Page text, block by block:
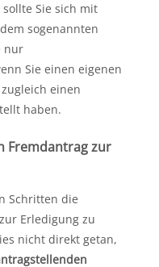
Sie sich mit
sogenannten
nur
Sie einen eigenen
einen
haben.
Fremdantrag zur
Schritten die
Erledigung zu
nicht direkt getan,